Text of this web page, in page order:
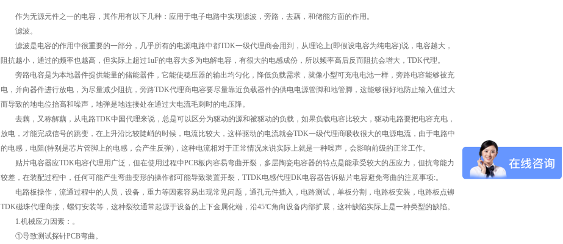
作为无源元件之一的电容，其作用有以下几种：应用于电子电路中实现滤波，旁路，去藕，和储能方面的作用。
滤波。
滤波是电容的作用中很重要的一部分，几乎所有的电源电路中都TDK一级代理商会用到，从理论上(即假设电容为纯电容)说，电容越大，
阻抗越小，通过的频率也越高，但实际上超过1uF的电容大多为电解电容，有很大的电感成份，所以频率高后反而阻抗会增大，TDK代理。
旁路电容是为本地器件提供能量的储能器件，它能使稳压器的输出均匀化，降低负载需求，就像小型可充电电池一样，旁路电容能够被充
电，并向器件进行放电，为尽量减少阻抗，旁路TDK代理商电容要尽量靠近负载器件的供电电源管脚和地管脚，这能够很好地防止输入值过大
而导致的地电位抬高和噪声，地弹是地连接处在通过大电流毛刺时的电压降。
去藕，又称解藕，从电路TDK中国代理来说，总是可以区分为驱动的源和被驱动的负载，如果负载电容比较大，驱动电路要把电容充电，
放电，才能完成信号的跳变，在上升沿比较陡峭的时候，电流比较大，这样驱动的电流就会TDK一级代理商吸收很大的电源电流，由于电路中
的电感，电阻(特别是芯片管脚上的电感，会产生反弹)，这种电流相对于正常情况来说实际上就是一种噪声，会影响前级的正常工作。
贴片电容器应TDK电容代理用广泛，但在使用过程中PCB板内容易弯曲开裂，多层陶瓷电容器的特点是能承受较大的压应力，但抗弯能力
较差，在装配过程中，任何可能产生弯曲变形的操作都可能导致装置开裂，TTDK电感代理DK电容器告诉贴片电容避免弯曲的注意事项:。
电路板操作，流通过程中的人员，设备，重力等因素容易出现常见问题，通孔元件插入，电路测试，单板分割，电路板安装，电路板点铆
TDK磁珠代理商接，螺钉安装等，这种裂纹通常起源于设备的上下金属化端，沿45℃角向设备内部扩展，这种缺陷实际上是一种类型的缺陷。
1.机械应力因素：。
①导致测试探针PCB弯曲。